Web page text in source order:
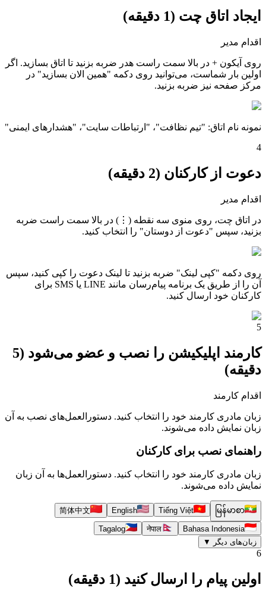
ایجاد اتاق چت (1 دقیقه)
اقدام مدیر
روی آیکون + در بالا سمت راست هدر ضربه بزنید تا اتاق بسازید. اگر
اولین بار شماست، می‌توانید روی دکمه "همین الان بسازید" در
مرکز صفحه نیز ضربه بزنید.
نمونه نام اتاق: "تیم نظافت"، "ارتباطات سایت"، "هشدارهای ایمنی"
4
دعوت از کارکنان (2 دقیقه)
اقدام مدیر
در اتاق چت، روی منوی سه نقطه (⋮) در بالا سمت راست ضربه
بزنید، سپس "دعوت از دوستان" را انتخاب کنید.
روی دکمه "کپی لینک" ضربه بزنید تا لینک دعوت را کپی کنید، سپس
آن را از طریق یک برنامه پیام‌رسان مانند LINE یا SMS برای
کارکنان خود ارسال کنید.
5
کارمند اپلیکیشن را نصب و عضو می‌شود (5
دقیقه)
اقدام کارمند
زبان مادری کارمند خود را انتخاب کنید. دستورالعمل‌های نصب به آن
زبان نمایش داده می‌شوند.
راهنمای نصب برای کارکنان
زبان مادری کارمند خود را انتخاب کنید. دستورالعمل‌ها به آن زبان
نمایش داده می‌شوند.
မြန်မာစာ
Tiếng Việt
English
简体中文
Bahasa Indonesia
नेपाल
Tagalog
زبان‌های دیگر
▼
6
اولین پیام را ارسال کنید (1 دقیقه)